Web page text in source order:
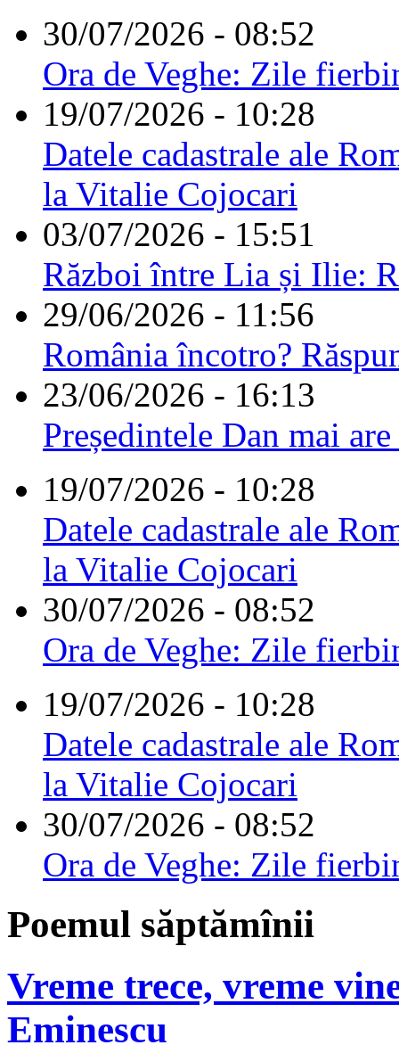
30/07/2026 - 08:52
Ora de Veghe: Zile
19/07/2026 - 10:28
Datele cadastrale ale
la Vitalie Cojocari
03/07/2026 - 15:51
Război între Lia și Ilie:
29/06/2026 - 11:56
România încotro?
23/06/2026 - 16:13
Președintele Dan mai
19/07/2026 - 10:28
Datele cadastrale ale
la Vitalie Cojocari
30/07/2026 - 08:52
Ora de Veghe: Zile
19/07/2026 - 10:28
Datele cadastrale ale
la Vitalie Cojocari
30/07/2026 - 08:52
Ora de Veghe: Zile
Poemul săptămînii
Vreme trece, vreme
Eminescu